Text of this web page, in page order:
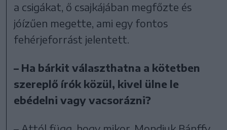
a csigákat, ő csajkájában megfőzte és
jóízűen megette, ami egy fontos
fehérjeforrást jelentett.
– Ha bárkit választhatna a kötetben
szereplő írók közül, kivel ülne le
ebédelni vagy vacsorázni?